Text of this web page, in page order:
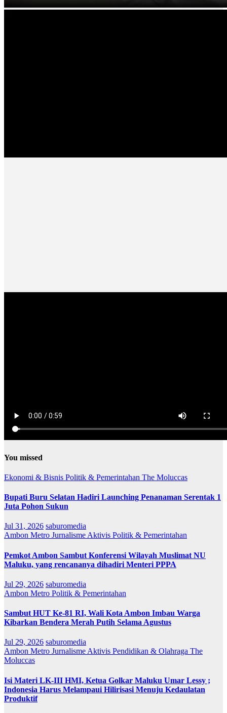
You missed
Ekonomi & Bisnis Politik & Pemerintahan The Moluccas
Bupati Buru Selatan Hadiri Launching Penanaman Serentak 1
Juta Pohon Sukun
Jul 31, 2026 saburomedia
Ambon Metro Jurnalisme Aktivis Politik & Pemerintahan
Pemkot Ambon Sambut Konferensi Wilayah Muslimat NU
Maluku, yang rencananya dihadiri Menteri PPPA
Jul 29, 2026 saburomedia
Ambon Metro Politik & Pemerintahan
Sambut HUT Ke-81 RI, Wali Kota Ambon Imbau Warga
Kibarkan Bendera Merah Putih Selama Agustus
Jul 29, 2026 saburomedia
Ambon Metro Jurnalisme Aktivis Pendidikan & Olahraga The
Moluccas
Isi Materi LK-III HMI, Ketua Golkar Maluku Umar Lessy ;
Indonesia Harus Melampaui Hilirisasi Menuju Kedaulatan
Produktif